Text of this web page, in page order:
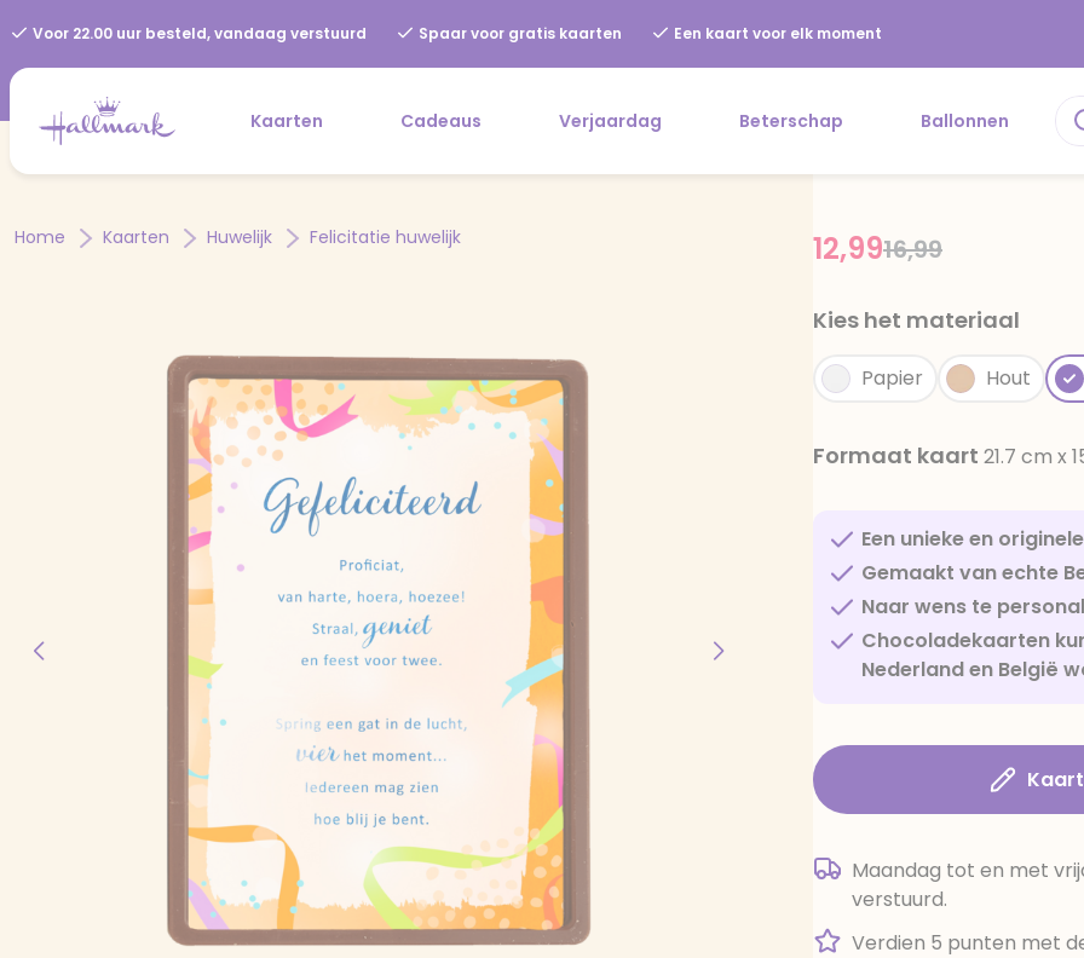
Voor 22.00 uur besteld, vandaag verstuurd Spaar voor gratis kaarten Een kaart voor elk moment
Kaarten Cadeaus Verjaardag Beterschap Ballonnen
Home Kaarten Huwelijk Felicitatie huwelijk Price reduced
16,99to
12,99
Kies het materiaal
Papier Hout
Formaat kaart 21.7 cm x
Een unieke en
Gemaakt van echte
Naar wens te
Chocoladekaarten
Nederland en België
Maandag tot en met
verstuurd.
Verdien 5 punten met